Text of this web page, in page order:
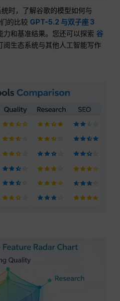
时，了解谷歌的模型如何与
的比较 GPT-5.2 与双子座 3
力和基准结果。您还可以探索 谷
阅生态系统与其他人工智能写作